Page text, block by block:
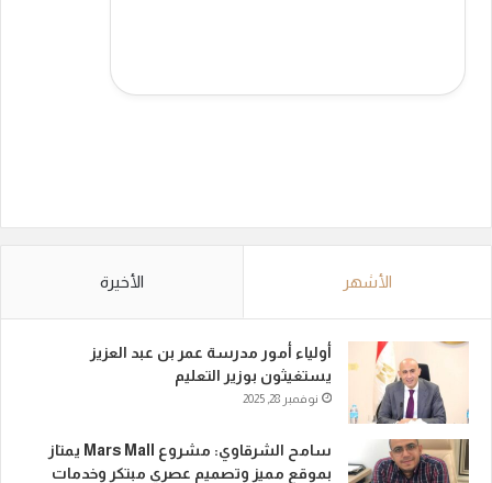
الأشهر الأخيرة
أولياء أمور مدرسة عمر بن عبد العزيز
يستغيثون بوزير التعليم
نوفمبر 28, 2025
سامح الشرقاوي: مشروع Mars Mall يمتاز
بموقع مميز وتصميم عصري مبتكر وخدمات